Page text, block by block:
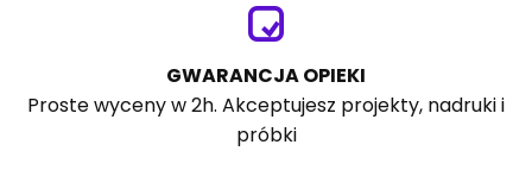
GWARANCJA OPIEKI
Proste wyceny w 2h. Akceptujesz projekty, nadruki i
próbki